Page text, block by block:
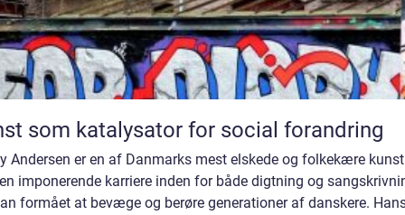
som katalysator for social forandring
Andersen er en af Danmarks mest elskede og folkekære
imponerende karriere inden for både digtning og
formået at bevæge og berøre generationer af danskere.